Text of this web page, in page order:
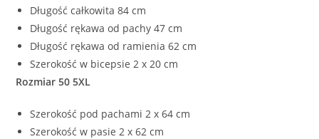
Długość całkowita 84 cm
Długość rękawa od pachy 47 cm
Długość rękawa od ramienia 62 cm
Szerokość w bicepsie 2 x 20 cm
Rozmiar 50 5XL
Szerokość pod pachami 2 x 64 cm
Szerokość w pasie 2 x 62 cm